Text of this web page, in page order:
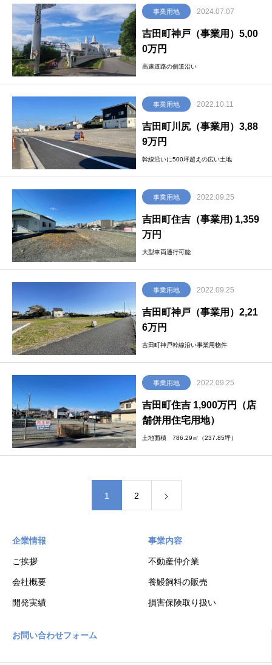
事業用地 2024.07.07
吉田町神戸（事業用）5,00
0万円
高速道路の側道沿い
事業用地 2022.10.11
吉田町川尻（事業用）3,88
9万円
幹線沿いに500坪超えの広い土地
事業用地 2022.09.25
吉田町住吉（事業用) 1,359
万円
大型車両通行可能
事業用地 2022.09.25
吉田町神戸（事業用）2,21
6万円
吉田町神戸幹線沿い事業用物件
事業用地 2022.09.25
吉田町住吉 1,900万円（店
舗併用住宅用地）
土地面積 786.29㎡（237.85坪）
1 2
企業情報
ご挨拶
会社概要
開発実績
事業内容
不動産仲介業
養鰻飼料の販売
損害保険取り扱い
お問い合わせフォーム